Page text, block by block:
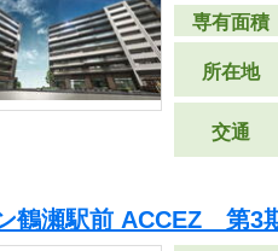
専有面積
所在地
交通
鶴瀬駅前 ACCEZ 第3